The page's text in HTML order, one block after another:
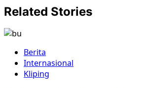
Related Stories
Berita
Internasional
Kliping